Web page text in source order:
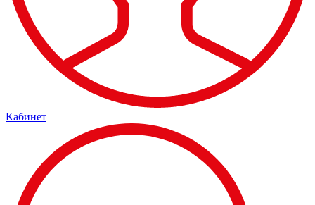
Кабинет